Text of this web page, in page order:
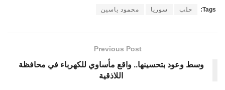
Tags: حلب سوريا محمود ياسين
Previous Post
وسط وعود بتحسينها.. واقع مأساوي للكهرباء في محافظة
اللاذقية